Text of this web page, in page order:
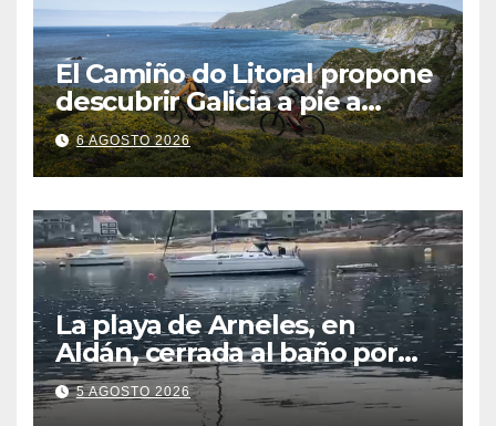
El Camiño do Litoral propone
descubrir Galicia a pie a
través de más de 1.300
kilómetros
6 AGOSTO 2026
La playa de Arneles, en
Aldán, cerrada al baño por
contaminación del agua tras
detectarse restos fecales
5 AGOSTO 2026